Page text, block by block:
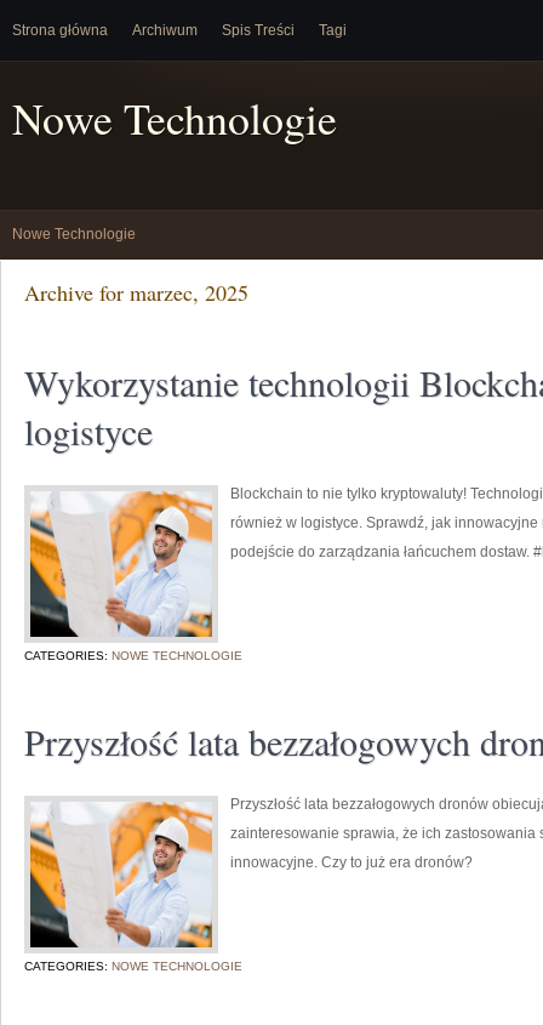
Strona główna Archiwum Spis Treści Tagi
Nowe Technologie
Nowe Technologie
Archive for marzec, 2025
Wykorzystanie technologii
logistyce
Blockchain to nie tylko kryptowaluty!
również w logistyce. Sprawdź, jak
podejście do zarządzania łańcuchem dostaw.
CATEGORIES: NOWE TECHNOLOGIE
Przyszłość lata bezzałogowych
Przyszłość lata bezzałogowych dronów
zainteresowanie sprawia, że ich
innowacyjne. Czy to już era dronów?
CATEGORIES: NOWE TECHNOLOGIE